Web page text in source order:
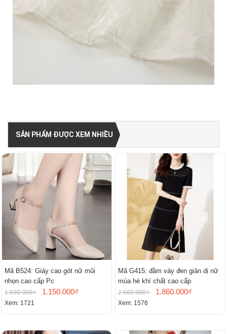
SẢN PHẨM ĐƯỢC XEM NHIỀU
Mã B524: Giày cao gót nữ mũi
nhọn cao cấp Pc
1.590.000₫ 1.150.000₫
Xem: 1721
Mã G415: đầm váy đen giản dị nữ
mùa hè khí chất cao cấp
2.660.000₫ 1.860.000₫
Xem: 1576